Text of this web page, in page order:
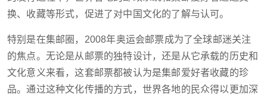
换、收藏等形式，促进了对中国文化的了解与认可。
特别是在集邮圈，2008年奥运会邮票成为了全球邮迷关注
的焦点。无论是从邮票的独特设计，还是从它承载的历史和
文化意义来看，这套邮票都被认为是集邮爱好者收藏的珍
品。通过这种文化传播的方式，世界各地的民众得以更加深